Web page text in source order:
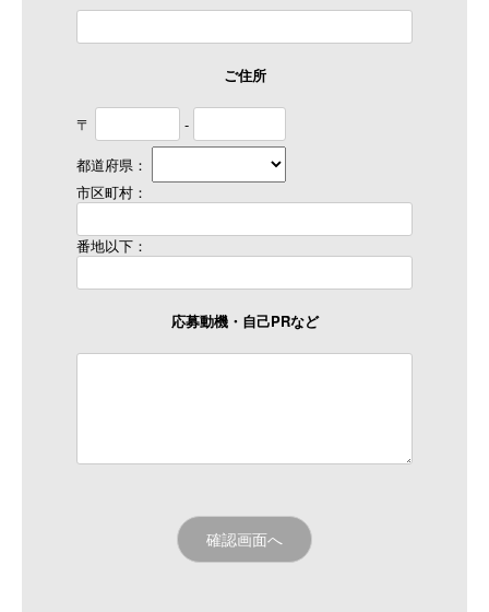
ご住所
〒
-
都道府県：
市区町村：
番地以下：
応募動機・自己PRなど